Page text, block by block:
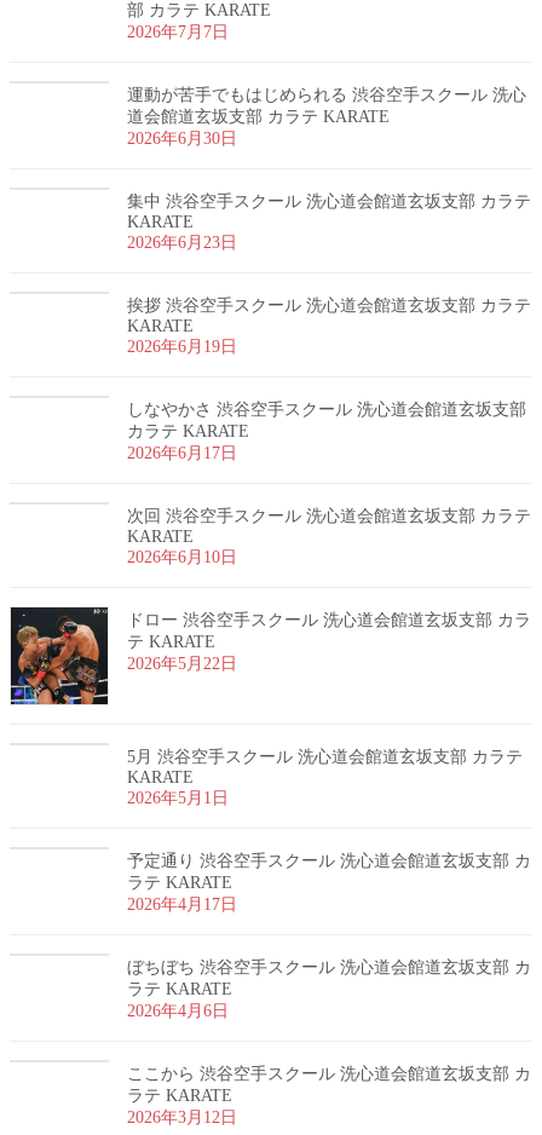
部 カラテ KARATE
2026年7月7日
運動が苦手でもはじめられる 渋谷空手スクール 洗心
道会館道玄坂支部 カラテ KARATE
2026年6月30日
集中 渋谷空手スクール 洗心道会館道玄坂支部 カラテ
KARATE
2026年6月23日
挨拶 渋谷空手スクール 洗心道会館道玄坂支部 カラテ
KARATE
2026年6月19日
しなやかさ 渋谷空手スクール 洗心道会館道玄坂支部
カラテ KARATE
2026年6月17日
次回 渋谷空手スクール 洗心道会館道玄坂支部 カラテ
KARATE
2026年6月10日
ドロー 渋谷空手スクール 洗心道会館道玄坂支部 カラ
テ KARATE
2026年5月22日
5月 渋谷空手スクール 洗心道会館道玄坂支部 カラテ
KARATE
2026年5月1日
予定通り 渋谷空手スクール 洗心道会館道玄坂支部 カ
ラテ KARATE
2026年4月17日
ぼちぼち 渋谷空手スクール 洗心道会館道玄坂支部 カ
ラテ KARATE
2026年4月6日
ここから 渋谷空手スクール 洗心道会館道玄坂支部 カ
ラテ KARATE
2026年3月12日